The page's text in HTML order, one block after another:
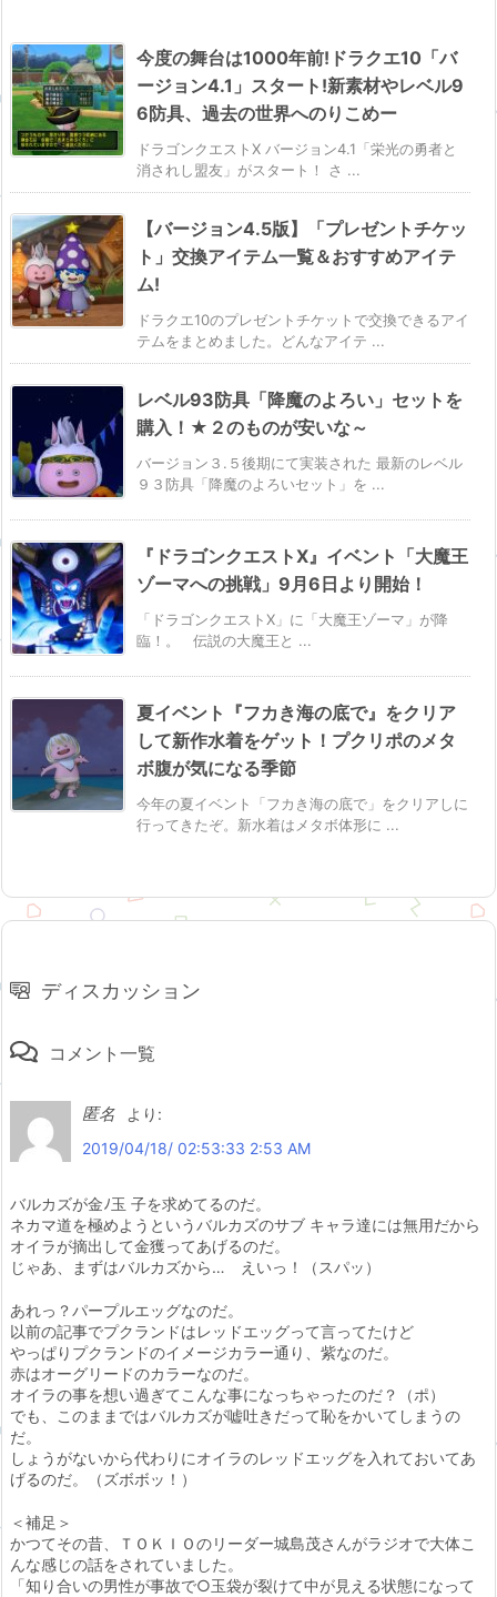
今度の舞台は1000年前!ドラクエ10「バ
ージョン4.1」スタート!新素材やレベル9
6防具、過去の世界へのりこめー
ドラゴンクエストX バージョン4.1「栄光の勇者と
消されし盟友」がスタート！ さ ...
【バージョン4.5版】「プレゼントチケッ
ト」交換アイテム一覧＆おすすめアイテ
ム!
ドラクエ10のプレゼントチケットで交換できるアイ
テムをまとめました。どんなアイテ ...
レベル93防具「降魔のよろい」セットを
購入！★２のものが安いな～
バージョン３.５後期にて実装された 最新のレベル
９３防具「降魔のよろいセット」を ...
『ドラゴンクエストX』イベント「大魔王
ゾーマへの挑戦」9月6日より開始！
「ドラゴンクエストX」に「大魔王ゾーマ」が降
臨！。 伝説の大魔王と ...
夏イベント『フカき海の底で』をクリア
して新作水着をゲット！プクリポのメタ
ボ腹が気になる季節
今年の夏イベント「フカき海の底で」をクリアしに
行ってきたぞ。新水着はメタボ体形に ...
ディスカッション
コメント一覧
匿名
より:
2019/04/18/ 02:53:33 2:53 AM
バルカズが金ﾉ玉 子を求めてるのだ。
ネカマ道を極めようというバルカズのサブ キャラ達には無用だから
オイラが摘出して金獲ってあげるのだ。
じゃあ、まずはバルカズから… えいっ！（スパッ）
あれっ？パープルエッグなのだ。
以前の記事でプクランドはレッドエッグって言ってたけど
やっぱりプクランドのイメージカラー通り、紫なのだ。
赤はオーグリードのカラーなのだ。
オイラの事を想い過ぎてこんな事になっちゃったのだ？（ポ）
でも、このままではバルカズが嘘吐きだって恥をかいてしまうの
だ。
しょうがないから代わりにオイラのレッドエッグを入れておいてあ
げるのだ。（ズボボッ！）
＜補足＞
かつてその昔、ＴＯＫＩＯのリーダー城島茂さんがラジオで大体こ
んな感じの話をされていました。
「知り合いの男性が事故で○玉袋が裂けて中が見える状態になって